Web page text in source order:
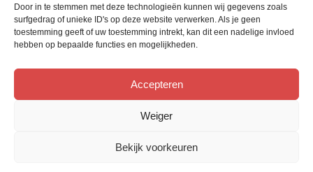
Door in te stemmen met deze technologieën kunnen wij gegevens zoals
surfgedrag of unieke ID's op deze website verwerken. Als je geen
toestemming geeft of uw toestemming intrekt, kan dit een nadelige invloed
hebben op bepaalde functies en mogelijkheden.
Accepteren
Weiger
Bekijk voorkeuren
Nieuwstraat 146
8560 Wevelgem
Copyright © 2026 Metaalwerken Commeyne
Instagram